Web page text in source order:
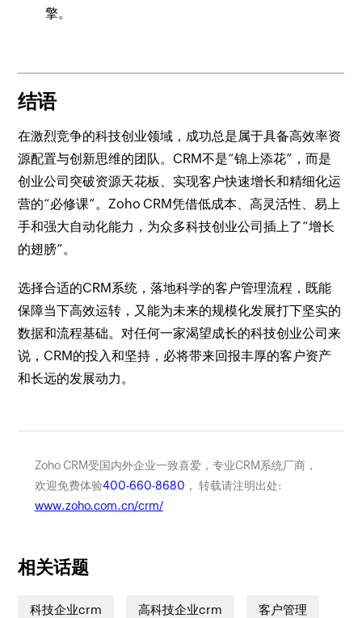
擎。
结语
在激烈竞争的科技创业领域，成功总是属于具备高效率资
源配置与创新思维的团队。CRM不是“锦上添花”，而是
创业公司突破资源天花板、实现客户快速增长和精细化运
营的“必修课”。Zoho CRM凭借低成本、高灵活性、易上
手和强大自动化能力，为众多科技创业公司插上了“增长
的翅膀”。
选择合适的CRM系统，落地科学的客户管理流程，既能
保障当下高效运转，又能为未来的规模化发展打下坚实的
数据和流程基础。对任何一家渴望成长的科技创业公司来
说，CRM的投入和坚持，必将带来回报丰厚的客户资产
和长远的发展动力。
Zoho CRM受国内外企业一致喜爱，专业CRM系统厂商，
欢迎免费体验400-660-8680 ， 转载请注明出处:
www.zoho.com.cn/crm/
相关话题
科技企业crm 高科技企业crm 客户管理